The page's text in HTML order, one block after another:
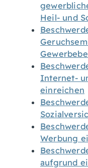
Heil- und
Internet-
einreichen
Werbung
aufgrund